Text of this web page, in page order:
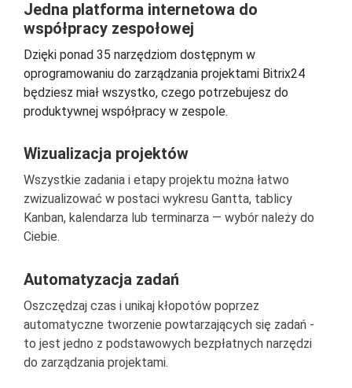
Jedna platforma internetowa do
współpracy zespołowej
Dzięki ponad 35 narzędziom dostępnym w
oprogramowaniu do zarządzania projektami Bitrix24
będziesz miał wszystko, czego potrzebujesz do
produktywnej współpracy w zespole.
Wizualizacja projektów
Wszystkie zadania i etapy projektu można łatwo
zwizualizować w postaci wykresu Gantta, tablicy
Kanban, kalendarza lub terminarza — wybór należy do
Ciebie.
Automatyzacja zadań
Oszczędzaj czas i unikaj kłopotów poprzez
automatyczne tworzenie powtarzających się zadań -
to jest jedno z podstawowych bezpłatnych narzędzi
do zarządzania projektami.